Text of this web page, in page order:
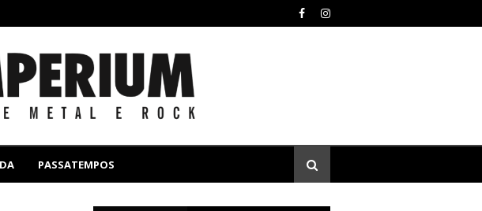
PASSATEMPOS